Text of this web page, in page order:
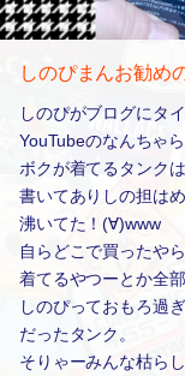
しのぴまんお勧め
しのぴがブログにタ
YouTubeのなんちゃ
ボクが着てるタンク
書いてありしの担は
沸いてた！(∀)www
自らどこで買ったや
着てるやつーとか全
しのぴっておもろ過
だったタンク。
そりゃーみんな枯ら